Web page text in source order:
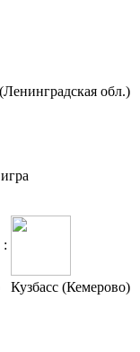
обл.)
:
Кузбасс (Кемерово)